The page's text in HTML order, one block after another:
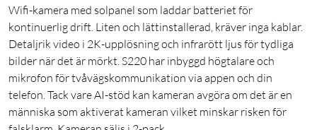
Wifi-kamera med solpanel som laddar batteriet för
kontinuerlig drift. Liten och lättinstallerad, kräver inga kablar.
Detaljrik video i 2K-upplösning och infrarött ljus för tydliga
bilder när det är mörkt. S220 har inbyggd högtalare och
mikrofon för tvåvägskommunikation via appen och din
telefon. Tack vare AI-stöd kan kameran avgöra om det är en
människa som aktiverat kameran vilket minskar risken för